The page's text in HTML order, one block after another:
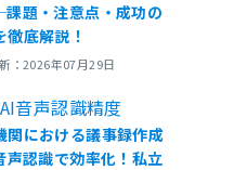
題・注意点・成功の
徹底解説！
：2026年07月29日
音声認識精度
関における議事録作成
声認識で効率化！私立